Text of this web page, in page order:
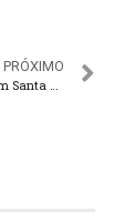
PRÓXIMO
UERJ promove visita a iniciativas socioambientais em Santa Rita